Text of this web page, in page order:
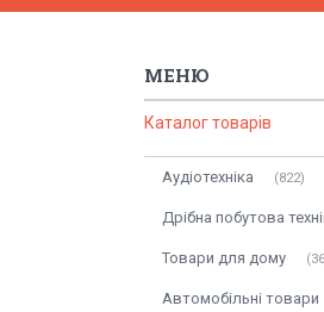
Каталог товарів
Аудіотехніка 822
Дрібна побутова
Товари для дому
Автомобільні товари